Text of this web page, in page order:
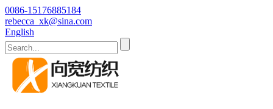
0086-15176885184
rebecca_xk@sina.com
English